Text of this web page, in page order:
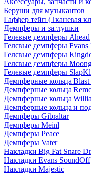
Аксессуары, запчасти и
Беруши для музыкантов
Гаффер тейп (Тканевая
Демпферы и заглушки
Гелевые демпферы Ahead
Гелевые демпферы Evans
Гелевые демпферы
Гелевые демпферы
Гелевые демпферы
Демпферные кольца Blast
Демпферные кольца
Демпферные кольца
Демпферные кольца и
Демпферы Gibraltar
Демпферы Meinl
Демпферы Peace
Демпферы Vater
Накладки Big Fat Snare
Накладки Evans SoundOff
Накладки Majestic